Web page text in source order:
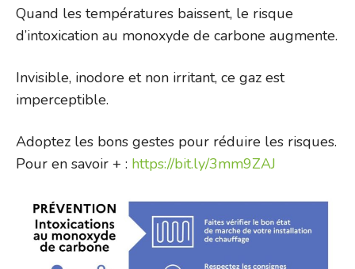
Quand les températures baissent, le risque
d’intoxication au monoxyde de carbone augmente.
Invisible, inodore et non irritant, ce gaz est
imperceptible.
Adoptez les bons gestes pour réduire les risques.
Pour en savoir + : https://bit.ly/3mm9ZAJ